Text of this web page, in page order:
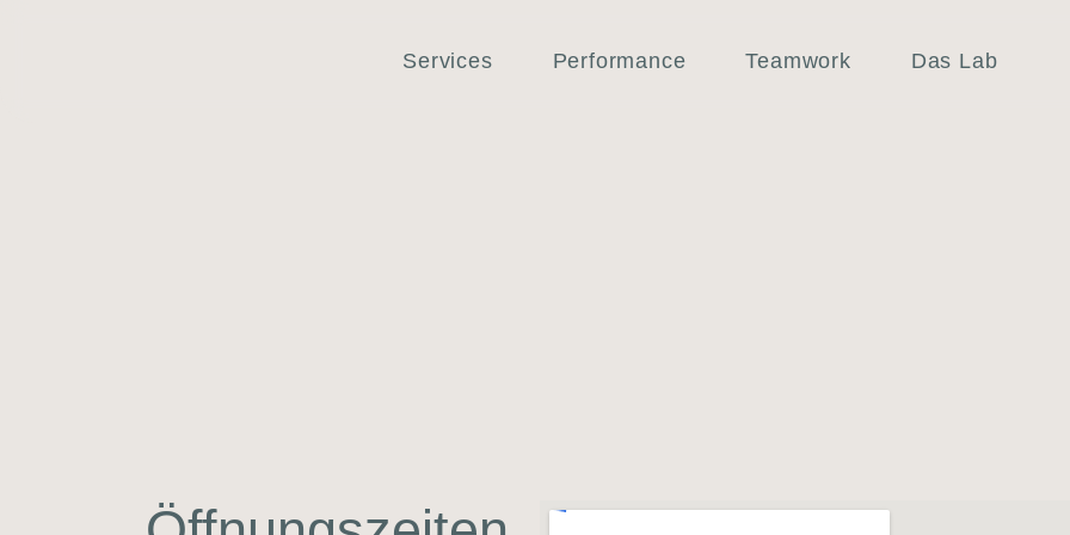
Services Performance Teamwork Das Lab